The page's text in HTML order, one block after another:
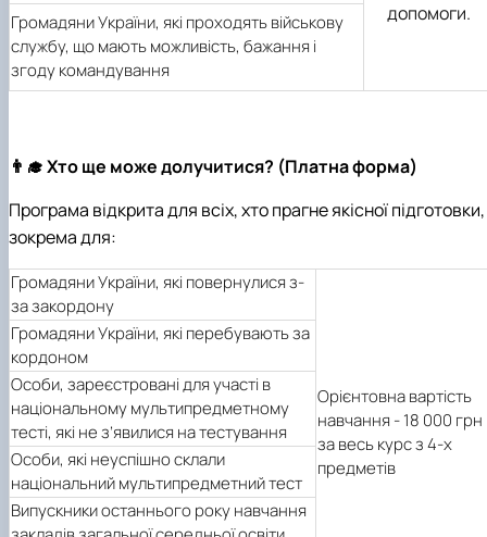
допомоги.
Громадяни України, які проходять військову
службу, що мають можливість, бажання і
згоду командування
👨‍🎓 Хто ще може долучитися? (Платна форма)
Програма відкрита для всіх, хто прагне якісної підготовки,
зокрема для:
Громадяни України, які повернулися з-
за закордону
Орієнтовна вартість
навчання - 18 000 грн
за весь курс з 4-х
предметів
Громадяни України, які перебувають за
кордоном
Особи, зареєстровані для участі в
національному мультипредметному
тесті, які не з’явилися на тестування
Особи, які неуспішно склали
національний мультипредметний тест
Випускники останнього року навчання